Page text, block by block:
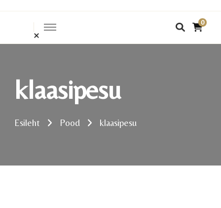
0
klaasipesu
Esileht Pood klaasipesu